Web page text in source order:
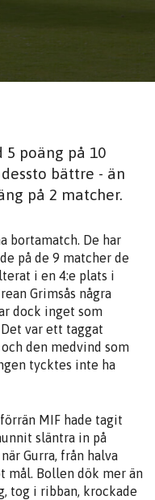
5 poäng på 10
bättre - än
på 2 matcher.
bortamatch. De har
på de 9 matcher de
i en 4:e plats i
Grimsås några
dock inget som
var ett taggat
den medvind som
tycktes inte ha
MIF hade tagit
släntra in på
Gurra, från halva
mål. Bollen dök mer än
tog i ribban, krockade